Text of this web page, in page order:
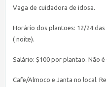
Vaga de cuidadora de idosa.
Horário dos plantoes: 12/24 das
( noite).
Salário: $100 por plantao. Não é
Cafe/Almoco e Janta no local.